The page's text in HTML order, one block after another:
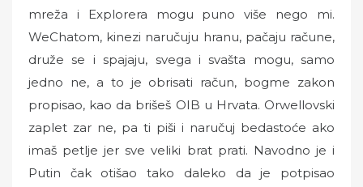
mreža i Explorera mogu puno više nego mi.
WeChatom, kinezi naručuju hranu, pačaju račune,
druže se i spajaju, svega i svašta mogu, samo
jedno ne, a to je obrisati račun, bogme zakon
propisao, kao da brišeš OIB u Hrvata. Orwellovski
zaplet zar ne, pa ti piši i naručuj bedastoće ako
imaš petlje jer sve veliki brat prati. Navodno je i
Putin čak otišao tako daleko da je potpisao